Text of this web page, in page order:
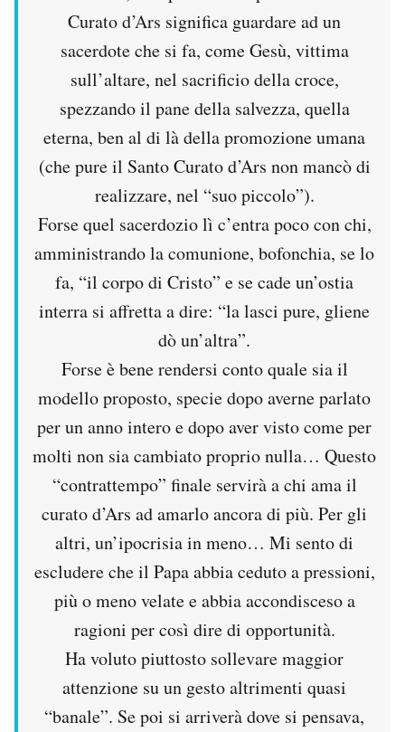
Curato d’Ars significa guardare ad un
sacerdote che si fa, come Gesù, vittima
sull’altare, nel sacrificio della croce,
spezzando il pane della salvezza, quella
eterna, ben al di là della promozione umana
(che pure il Santo Curato d’Ars non mancò di
realizzare, nel “suo piccolo”).
Forse quel sacerdozio lì c’entra poco con chi,
amministrando la comunione, bofonchia, se lo
fa, “il corpo di Cristo” e se cade un’ostia
interra si affretta a dire: “la lasci pure, gliene
dò un’altra”.
Forse è bene rendersi conto quale sia il
modello proposto, specie dopo averne parlato
per un anno intero e dopo aver visto come per
molti non sia cambiato proprio nulla… Questo
“contrattempo” finale servirà a chi ama il
curato d’Ars ad amarlo ancora di più. Per gli
altri, un’ipocrisia in meno… Mi sento di
escludere che il Papa abbia ceduto a pressioni,
più o meno velate e abbia accondisceso a
ragioni per così dire di opportunità.
Ha voluto piuttosto sollevare maggior
attenzione su un gesto altrimenti quasi
“banale”. Se poi si arriverà dove si pensava,